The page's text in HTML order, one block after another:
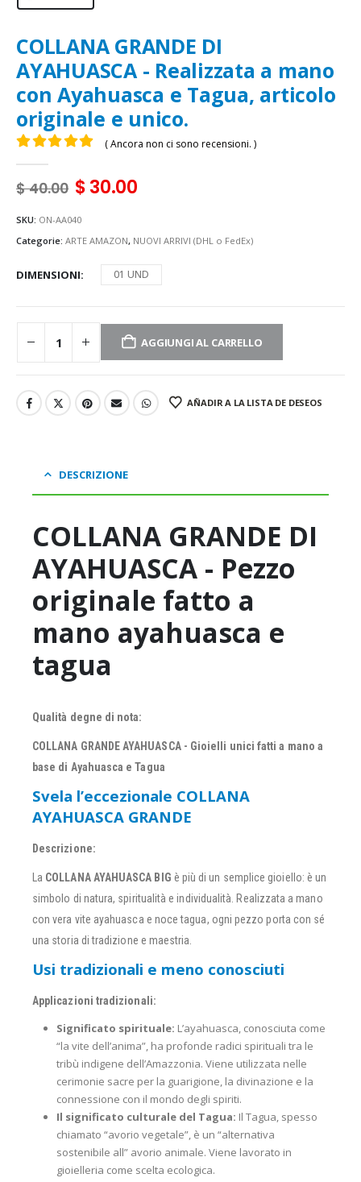
COLLANA GRANDE DI
AYAHUASCA - Realizzata a mano
con Ayahuasca e Tagua, articolo
originale e unico.
( Ancora non ci sono recensioni. )
$40.00 $30.00
SKU: ON-AA040
Categorie: ARTE AMAZON, NUOVI ARRIVI (DHL o FedEx)
DIMENSIONI 01 UND
AGGIUNGI AL CARRELLO
AÑADIR A LA LISTA DE DESEOS
DESCRIZIONE
COLLANA GRANDE DI
AYAHUASCA - Pezzo
originale fatto a
mano ayahuasca e
tagua
Qualità degne di nota:
COLLANA GRANDE AYAHUASCA - Gioielli unici fatti a mano a
base di Ayahuasca e Tagua
Svela l’eccezionale COLLANA
AYAHUASCA GRANDE
Descrizione:
La COLLANA AYAHUASCA BIG è più di un semplice gioiello: è un
simbolo di natura, spiritualità e individualità. Realizzata a mano
con vera vite ayahuasca e noce tagua, ogni pezzo porta con sé
una storia di tradizione e maestria.
Usi tradizionali e meno conosciuti
Applicazioni tradizionali:
Significato spirituale: L’ayahuasca, conosciuta come
“la vite dell’anima”, ha profonde radici spirituali tra le
tribù indigene dell’Amazzonia. Viene utilizzata nelle
cerimonie sacre per la guarigione, la divinazione e la
connessione con il mondo degli spiriti.
Il significato culturale del Tagua: Il Tagua, spesso
chiamato “avorio vegetale”, è un “alternativa
sostenibile all” avorio animale. Viene lavorato in
gioielleria come scelta ecologica.